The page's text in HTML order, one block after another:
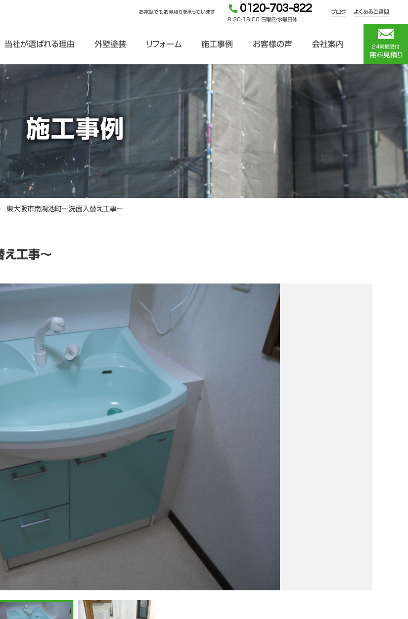
お電話でもお見積りを承っています 0120-703-822
8:30-18:00 日曜日・水曜日休
ブログ よくあるご質問
当社が選ばれる理由 外壁塗装 リフォーム 施工事例 お客様の声 会社案内 24時間受付
無料見積り
施工事例
東大阪市南鴻池町～洗面入替え工事～
え工事～